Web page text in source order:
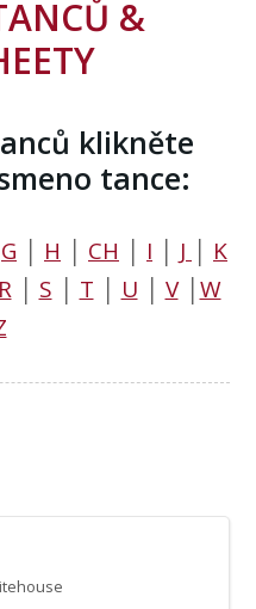
&
klikněte
tance:
G H CH I J
K
R│ S T U V│ W